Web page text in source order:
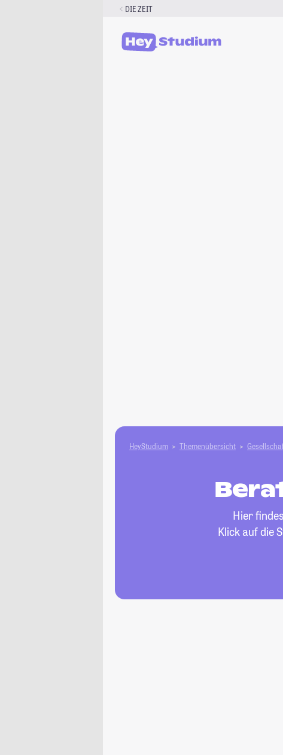
DIE ZEIT
HeyStudium Themenübersicht
Hier
Klick auf die